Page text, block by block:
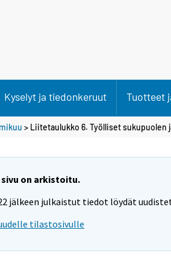
Kyselyt ja tiedonkeruut Tuotteet
> Liitetaulukko 6. Työlliset sukupuolen
sivu on arkistoitu.
jälkeen julkaistut tiedot löydät
tilastosivulle